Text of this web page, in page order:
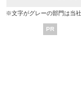
※文字がグレーの部門は当
PR